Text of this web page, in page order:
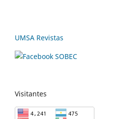
UMSA Revistas
Visitantes